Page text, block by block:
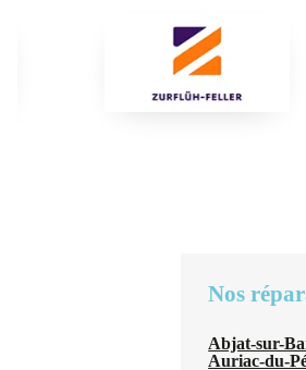
Nos
Abjat-sur-
Auriac-du-